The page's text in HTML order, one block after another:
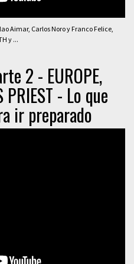
Aimar, Carlos Noro y Franco Felice,
y ...
2 - EUROPE,
PRIEST - Lo que
ir preparado